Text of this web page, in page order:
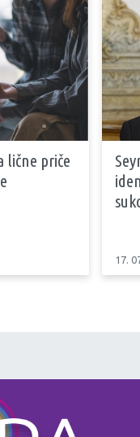
lične priče
17.